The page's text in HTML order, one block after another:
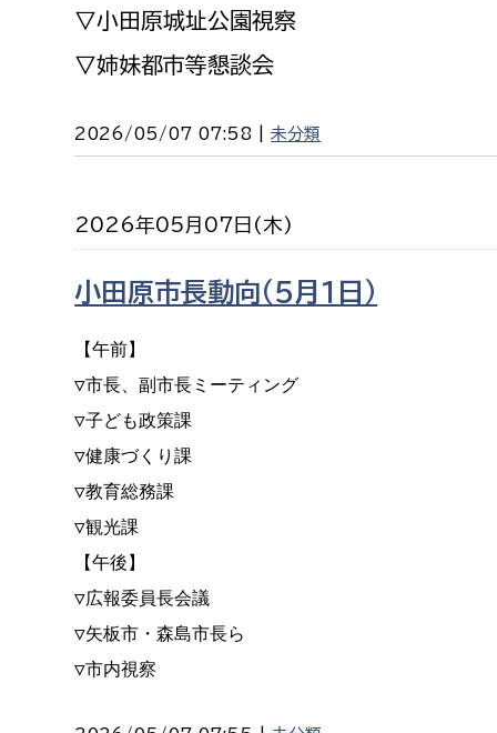
水道整備課
下水道整備課
農業委員会事務局
農業委員会事務局
議会局
▽小田原城址公園視察
▽姉妹都市等懇談会
2026/05/07 07:58 |未分類
2026年05月07日(木)
小田原市長動向（５月１日）
【午前】
▽市長、副市長ミーティング
▽子ども政策課
▽健康づくり課
▽教育総務課
▽観光課
【午後】
▽広報委員長会議
▽矢板市・森島市長ら
▽市内視察